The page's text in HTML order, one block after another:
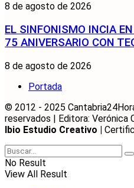
8 de agosto de 2026
EL SINFONISMO INCIA
75 ANIVERSARIO CON
8 de agosto de 2026
Portada
© 2012 - 2025
reservados | Editora: Verónica
Ibio Estudio Creativo |
No Result
View All Result